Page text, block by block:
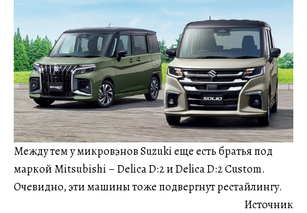
Между тем у микровэнов Suzuki еще есть братья под
маркой Mitsubishi – Delica D:2 и Delica D:2 Custom.
Очевидно, эти машины тоже подвергнут рестайлингу.
Источник